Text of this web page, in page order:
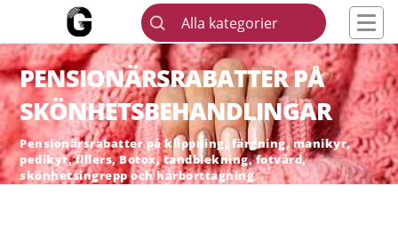
Alla kategorier
PENSIONÄRSRABATTER PÅ
SKÖNHETSBEHANDLINGAR
Pensionärsrabatter på klippning, färgning, manikyr,
pedikyr, fillers, Botox, tandblekning, fotvård,
skönhetsingrepp och hårborttagning